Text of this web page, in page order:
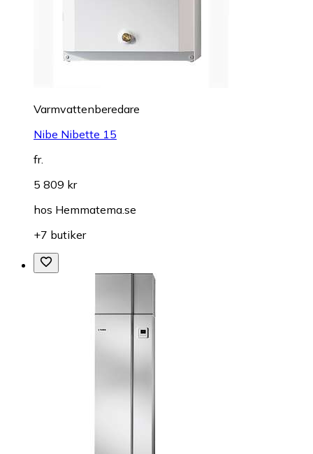
Varmvattenberedare
Nibe Nibette 15
fr.
5 809 kr
hos Hemmatema.se
+7 butiker